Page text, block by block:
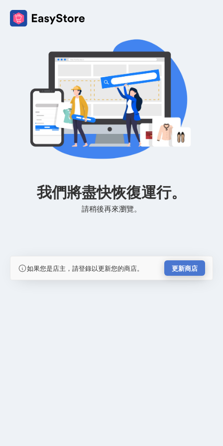
我們將盡快恢復運行。
請稍後再來瀏覽。
如果您是店主，請登錄以更新您的商店。 更新商店